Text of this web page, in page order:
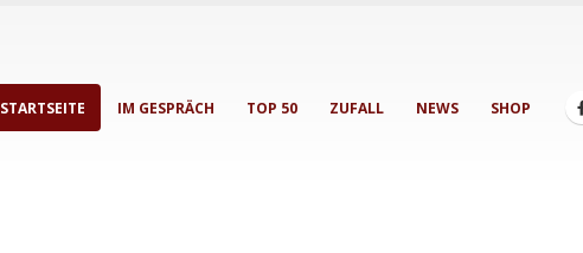
STARTSEITE IM GESPRÄCH TOP 50 ZUFALL NEWS SHOP